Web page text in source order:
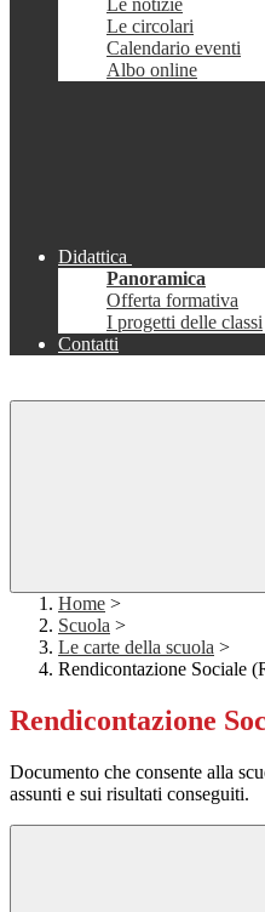
Le notizie
Le circolari
Calendario eventi
Albo online
Didattica
Panoramica
Offerta formativa
I progetti delle classi
Contatti
Home >
Scuola >
Le carte della scuola >
Rendicontazione Sociale
Rendicontazione
Documento che consente alla
assunti e sui risultati conseguiti.